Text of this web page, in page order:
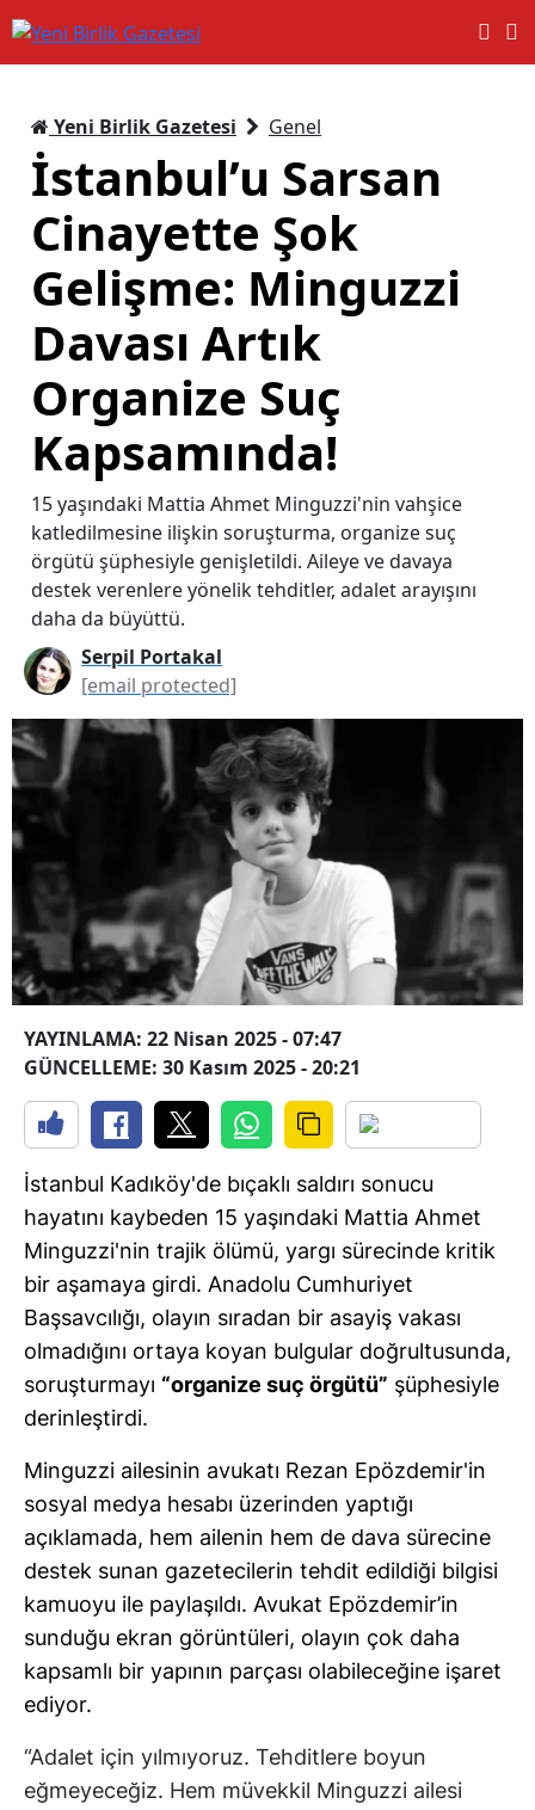
Yeni Birlik Gazetesi Genel
İstanbul’u Sarsan
Cinayette Şok
Gelişme: Minguzzi
Davası Artık
Organize Suç
Kapsamında!
15 yaşındaki Mattia Ahmet Minguzzi'nin vahşice
katledilmesine ilişkin soruşturma, organize suç
örgütü şüphesiyle genişletildi. Aileye ve davaya
destek verenlere yönelik tehditler, adalet arayışını
daha da büyüttü.
Serpil Portakal
[email protected]
YAYINLAMA: 22 Nisan 2025 - 07:47
GÜNCELLEME: 30 Kasım 2025 - 20:21
İstanbul Kadıköy'de bıçaklı saldırı sonucu
hayatını kaybeden 15 yaşındaki Mattia Ahmet
Minguzzi'nin trajik ölümü, yargı sürecinde kritik
bir aşamaya girdi. Anadolu Cumhuriyet
Başsavcılığı, olayın sıradan bir asayiş vakası
olmadığını ortaya koyan bulgular doğrultusunda,
soruşturmayı “organize suç örgütü” şüphesiyle
derinleştirdi.
Minguzzi ailesinin avukatı Rezan Epözdemir'in
sosyal medya hesabı üzerinden yaptığı
açıklamada, hem ailenin hem de dava sürecine
destek sunan gazetecilerin tehdit edildiği bilgisi
kamuoyu ile paylaşıldı. Avukat Epözdemir’in
sunduğu ekran görüntüleri, olayın çok daha
kapsamlı bir yapının parçası olabileceğine işaret
ediyor.
“Adalet için yılmıyoruz. Tehditlere boyun
eğmeyeceğiz. Hem müvekkil Minguzzi ailesi